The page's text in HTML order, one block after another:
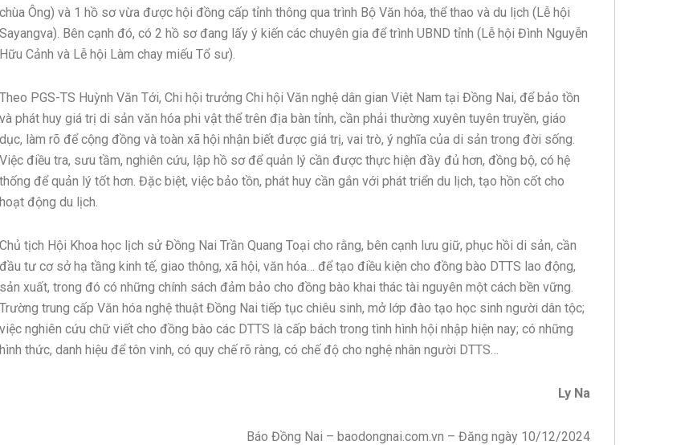
chùa Ông) và 1 hồ sơ vừa được hội đồng cấp tỉnh thông qua trình Bộ Văn hóa, thể thao và du lịch (Lễ hội
Sayangva). Bên cạnh đó, có 2 hồ sơ đang lấy ý kiến các chuyên gia để trình UBND tỉnh (Lễ hội Đình Nguyễn
Hữu Cảnh và Lễ hội Làm chay miếu Tổ sư).
Theo PGS-TS Huỳnh Văn Tới, Chi hội trưởng Chi hội Văn nghệ dân gian Việt Nam tại Đồng Nai, để bảo tồn
và phát huy giá trị di sản văn hóa phi vật thể trên địa bàn tỉnh, cần phải thường xuyên tuyên truyền, giáo
dục, làm rõ để cộng đồng và toàn xã hội nhận biết được giá trị, vai trò, ý nghĩa của di sản trong đời sống.
Việc điều tra, sưu tầm, nghiên cứu, lập hồ sơ để quản lý cần được thực hiện đầy đủ hơn, đồng bộ, có hệ
thống để quản lý tốt hơn. Đặc biệt, việc bảo tồn, phát huy cần gắn với phát triển du lịch, tạo hồn cốt cho
hoạt động du lịch.
Chủ tịch Hội Khoa học lịch sử Đồng Nai Trần Quang Toại cho rằng, bên cạnh lưu giữ, phục hồi di sản, cần
đầu tư cơ sở hạ tầng kinh tế, giao thông, xã hội, văn hóa… để tạo điều kiện cho đồng bào DTTS lao động,
sản xuất, trong đó có những chính sách đảm bảo cho đồng bào khai thác tài nguyên một cách bền vững.
Trường trung cấp Văn hóa nghệ thuật Đồng Nai tiếp tục chiêu sinh, mở lớp đào tạo học sinh người dân tộc;
việc nghiên cứu chữ viết cho đồng bào các DTTS là cấp bách trong tình hình hội nhập hiện nay; có những
hình thức, danh hiệu để tôn vinh, có quy chế rõ ràng, có chế độ cho nghệ nhân người DTTS…
Ly Na
Báo Đồng Nai – baodongnai.com.vn – Đăng ngày 10/12/2024